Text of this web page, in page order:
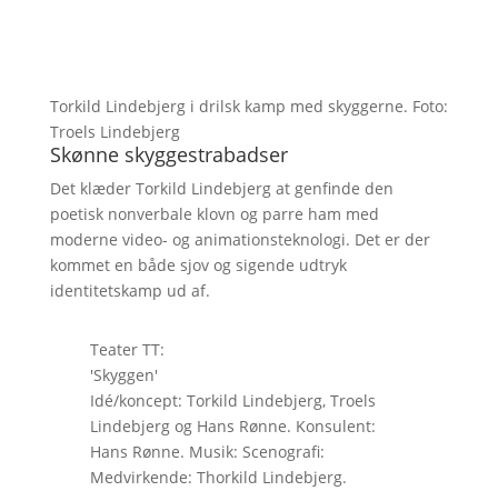
Torkild Lindebjerg i drilsk kamp med skyggerne. Foto:
Troels Lindebjerg
Skønne skyggestrabadser
Det klæder Torkild Lindebjerg at genfinde den
poetisk nonverbale klovn og parre ham med
moderne video- og animationsteknologi. Det er der
kommet en både sjov og sigende udtryk
identitetskamp ud af.
Teater TT:
'Skyggen'
Idé/koncept: Torkild Lindebjerg, Troels
Lindebjerg og Hans Rønne. Konsulent:
Hans Rønne. Musik: Scenografi:
Medvirkende: Thorkild Lindebjerg.